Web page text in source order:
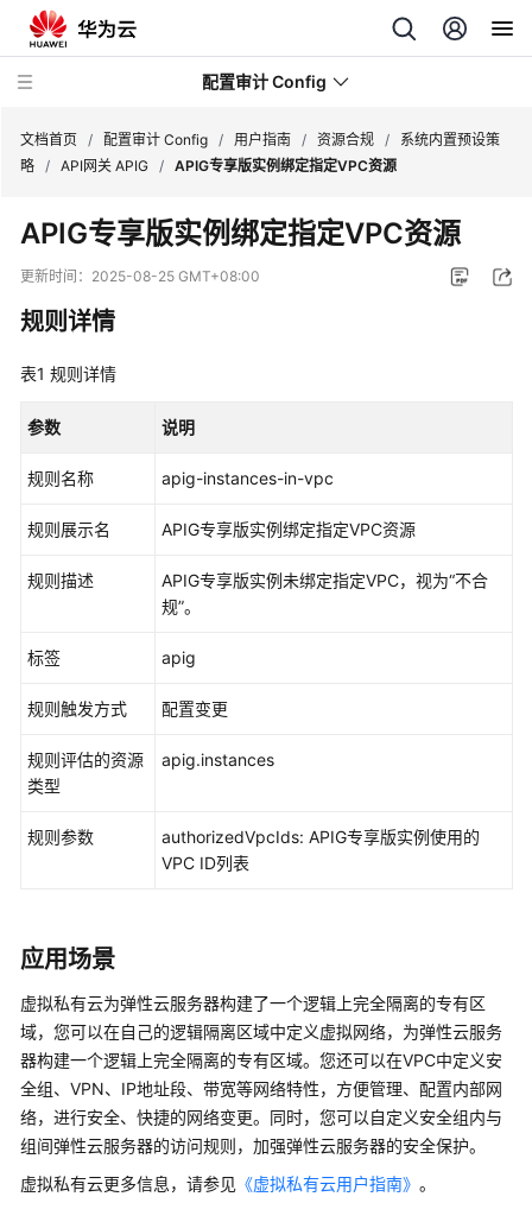
配置审计 Config
新
动
品
绍
快
入
指
源
单
录
资
源
合
规
源
文档首页 / 配置审计 Config / 用户指南 / 资源合规 /
系统内置预设策
略 / API网关 APIG / APIG专享版实例绑定指定VPC资源
APIG专享版实例绑定指定VPC资源
更新时间： 2025-08-25 GMT+08:00
规则详情
表1 规则详情
参数 说明
规则名称 apig-instances-in-vpc
规则展示名 APIG专享版实例绑定指定VPC资源
规则描述
APIG专享版实例未绑定指定VPC，视为“不合
规”。
标签 apig
规则触发方式 配置变更
规则评估的资源
类型
apig.instances
规则参数
authorizedVpcIds: APIG专享版实例使用的
VPC ID列表
应用场景
虚拟私有云为弹性云服务器构建了一个逻辑上完全隔离的专有区
域，您可以在自己的逻辑隔离区域中定义虚拟网络，为弹性云服务
器构建一个逻辑上完全隔离的专有区域。您还可以在VPC中定义安
全组、VPN、IP地址段、带宽等网络特性，方便管理、配置内部网
络，进行安全、快捷的网络变更。同时，您可以自定义安全组内与
组间弹性云服务器的访问规则，加强弹性云服务器的安全保护。
虚拟私有云更多信息，请参见 《虚拟私有云用户指南》 。